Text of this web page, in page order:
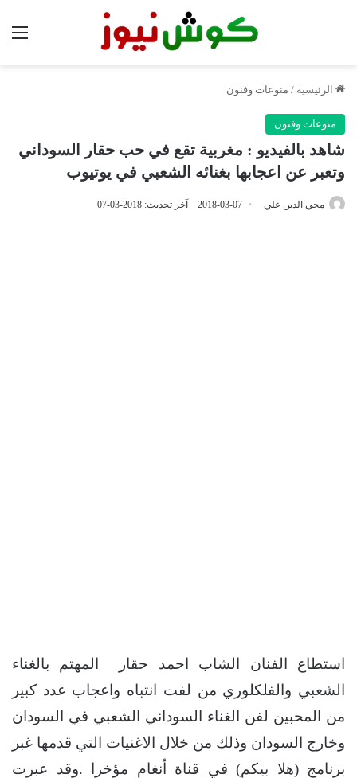
الرئيسية / منوعات وفنون
منوعات وفنون
شاهد بالفيديو : مغربية تقع في حب حقار السوداني
وتعبر عن اعجابها بغنائه الشعبي في يوتيوب
محي الدين علي 2018-03-07 آخر تحديث: 2018-03-07
استطاع الفنان الشاب احمد حقار المهتم بالغناء
الشعبي والفلكلوري من لفت انتباه واعجاب عدد كبير
من المحبين لفن الغناء السوداني الشعبي في السودان
وخارج السودان وذلك من خلال الاغنيات التي قدمها غبر
برنامج (هلا بيكم) في قناة أنغام مؤخرا .وقد عبرت